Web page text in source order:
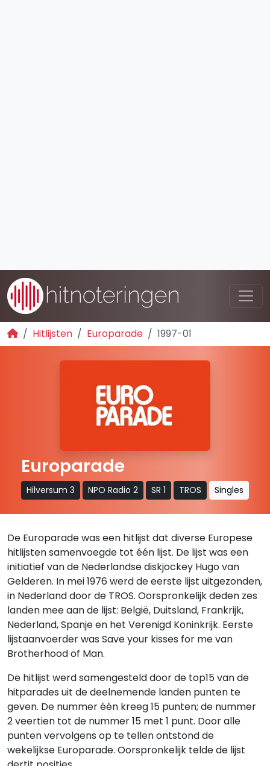
Hitlijsten Europarade 1997-01
Europarade
Hilversum 3 NPO Radio 2 SR 1 TROS Singles
De Europarade was een hitlijst dat diverse Europese
hitlijsten samenvoegde tot één lijst. De lijst was een
initiatief van de Nederlandse diskjockey Hugo van
Gelderen. In mei 1976 werd de eerste lijst uitgezonden,
in Nederland door de TROS. Oorspronkelijk deden zes
landen mee aan de lijst: België, Duitsland, Frankrijk,
Nederland, Spanje en het Verenigd Koninkrijk. Eerste
lijstaanvoerder was Save your kisses for me van
Brotherhood of Man.
De hitlijst werd samengesteld door de top15 van de
hitparades uit de deelnemende landen punten te
geven. De nummer één kreeg 15 punten; de nummer
2 veertien tot de nummer 15 met 1 punt. Door alle
punten vervolgens op te tellen ontstond de
wekelijkse Europarade. Oorspronkelijk telde de lijst